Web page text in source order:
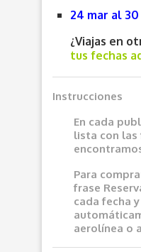
24 mar al 30
¿Viajas en
tus fechas
Instrucciones
En cada
lista con las
Para
frase
cada fecha
aerolínea o